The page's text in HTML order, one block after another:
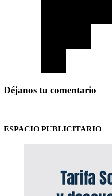
Déjanos tu comentario
ESPACIO PUBLICITARIO